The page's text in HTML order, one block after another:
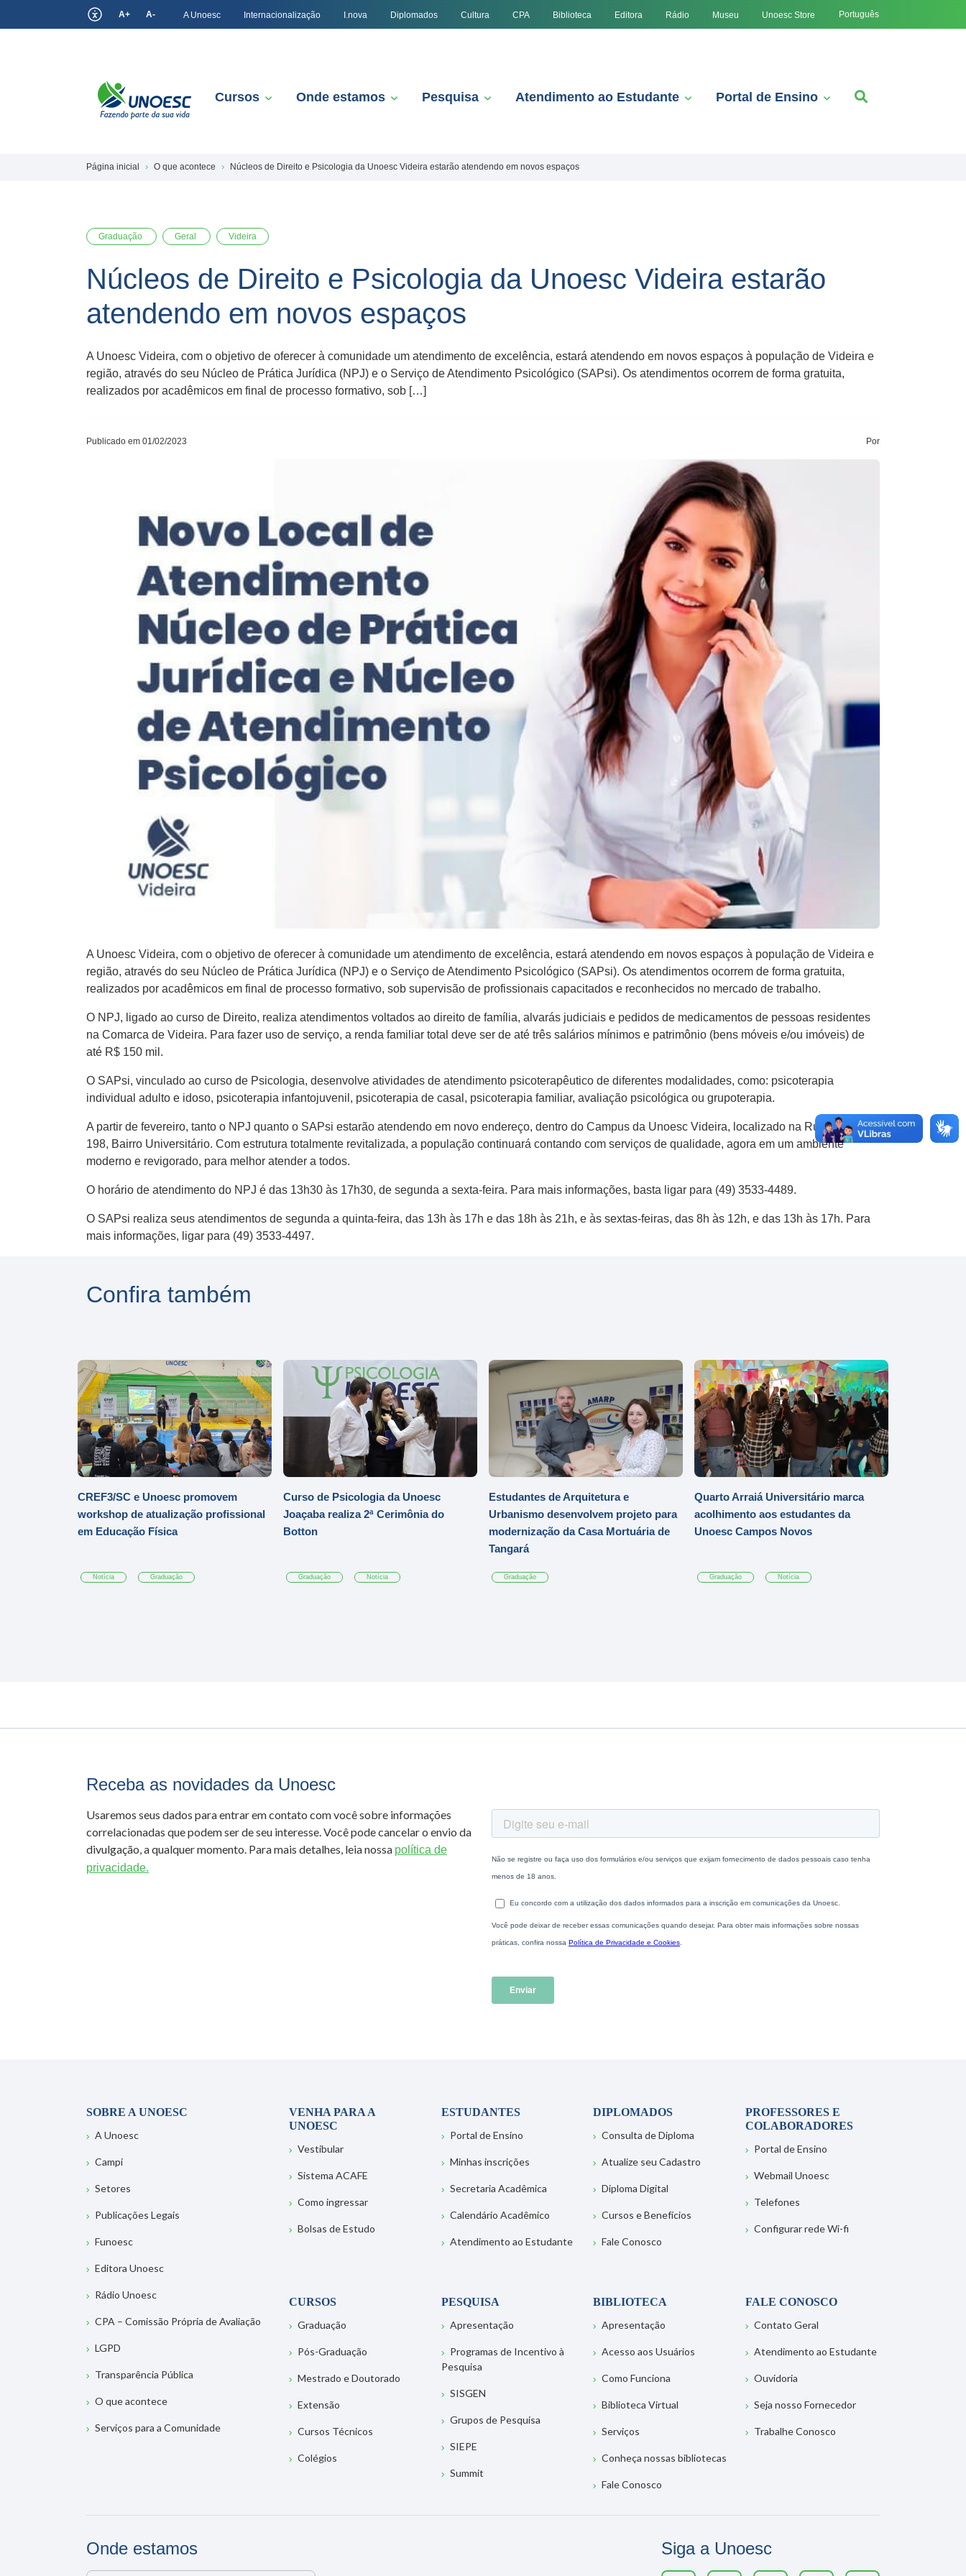
A+ A- A Unoesc Internacionalização I.nova Diplomados Cultura CPA Biblioteca Editora Rádio Museu Unoesc Store Português
Cursos Onde estamos Pesquisa Atendimento ao Estudante Portal de Ensino
Página inicial O que acontece Núcleos de Direito e Psicologia da Unoesc Videira estarão atendendo em novos espaços
Graduação Geral Videira
Núcleos de Direito e Psicologia da Unoesc Videira estarão
atendendo em novos espaços
A Unoesc Videira, com o objetivo de oferecer à comunidade um atendimento de excelência, estará atendendo em novos espaços à população de Videira e
região, através do seu Núcleo de Prática Jurídica (NPJ) e o Serviço de Atendimento Psicológico (SAPsi). Os atendimentos ocorrem de forma gratuita,
realizados por acadêmicos em final de processo formativo, sob […]
Publicado em 01/02/2023 Por
A Unoesc Videira, com o objetivo de oferecer à comunidade um atendimento de excelência, estará atendendo em novos espaços à população de Videira e
região, através do seu Núcleo de Prática Jurídica (NPJ) e o Serviço de Atendimento Psicológico (SAPsi). Os atendimentos ocorrem de forma gratuita,
realizados por acadêmicos em final de processo formativo, sob supervisão de profissionais capacitados e reconhecidos no mercado de trabalho.
O NPJ, ligado ao curso de Direito, realiza atendimentos voltados ao direito de família, alvarás judiciais e pedidos de medicamentos de pessoas residentes
na Comarca de Videira. Para fazer uso de serviço, a renda familiar total deve ser de até três salários mínimos e patrimônio (bens móveis e/ou imóveis) de
até R$ 150 mil.
O SAPsi, vinculado ao curso de Psicologia, desenvolve atividades de atendimento psicoterapêutico de diferentes modalidades, como: psicoterapia
individual adulto e idoso, psicoterapia infantojuvenil, psicoterapia de casal, psicoterapia familiar, avaliação psicológica ou grupoterapia.
A partir de fevereiro, tanto o NPJ quanto o SAPsi estarão atendendo em novo endereço, dentro do Campus da Unoesc Videira, localizado na Rua Paese, n.
198, Bairro Universitário. Com estrutura totalmente revitalizada, a população continuará contando com serviços de qualidade, agora em um ambiente
moderno e revigorado, para melhor atender a todos.
O horário de atendimento do NPJ é das 13h30 às 17h30, de segunda a sexta-feira. Para mais informações, basta ligar para (49) 3533-4489.
O SAPsi realiza seus atendimentos de segunda a quinta-feira, das 13h às 17h e das 18h às 21h, e às sextas-feiras, das 8h às 12h, e das 13h às 17h. Para
mais informações, ligar para (49) 3533-4497.
Confira também
CREF3/SC e Unoesc promovem
workshop de atualização profissional
em Educação Física
Notícia Graduação
Curso de Psicologia da Unoesc
Joaçaba realiza 2ª Cerimônia do
Botton
Graduação Notícia
Estudantes de Arquitetura e
Urbanismo desenvolvem projeto para
modernização da Casa Mortuária de
Tangará
Graduação
Quarto Arraiá Universitário marca
acolhimento aos estudantes da
Unoesc Campos Novos
Graduação Notícia
Receba as novidades da Unoesc
Usaremos seus dados para entrar em contato com você sobre informações
correlacionadas que podem ser de seu interesse. Você pode cancelar o envio da
divulgação, a qualquer momento. Para mais detalhes, leia nossa política de
privacidade.
SOBRE A UNOESC
A Unoesc
Campi
Setores
Publicações Legais
Funoesc
Editora Unoesc
Rádio Unoesc
CPA – Comissão Própria de Avaliação
LGPD
Transparência Pública
O que acontece
Serviços para a Comunidade
VENHA PARA A
UNOESC
Vestibular
Sistema ACAFE
Como ingressar
Bolsas de Estudo
ESTUDANTES
Portal de Ensino
Minhas inscrições
Secretaria Acadêmica
Calendário Acadêmico
Atendimento ao Estudante
DIPLOMADOS
Consulta de Diploma
Atualize seu Cadastro
Diploma Digital
Cursos e Benefícios
Fale Conosco
PROFESSORES E
COLABORADORES
Portal de Ensino
Webmail Unoesc
Telefones
Configurar rede Wi-fi
CURSOS
Graduação
Pós-Graduação
Mestrado e Doutorado
Extensão
Cursos Técnicos
Colégios
PESQUISA
Apresentação
Programas de Incentivo à
Pesquisa
SISGEN
Grupos de Pesquisa
SIEPE
Summit
BIBLIOTECA
Apresentação
Acesso aos Usuários
Como Funciona
Biblioteca Virtual
Serviços
Conheça nossas bibliotecas
Fale Conosco
FALE CONOSCO
Contato Geral
Atendimento ao Estudante
Ouvidoria
Seja nosso Fornecedor
Trabalhe Conosco
Onde estamos Siga a Unoesc